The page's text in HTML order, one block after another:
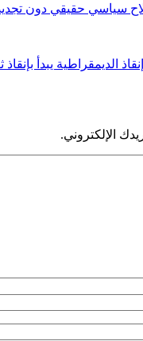
سياسي حقيقي دون
الديمقراطية يبدأ
الإلكتروني.